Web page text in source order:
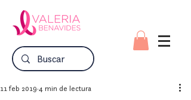
11 feb 2019 4 min de lectura